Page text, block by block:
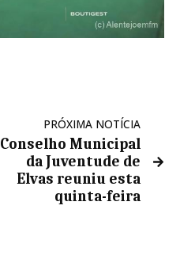
PRÓXIMA NOTÍCIA
Conselho Municipal
da Juventude de
Elvas reuniu esta
quinta-feira